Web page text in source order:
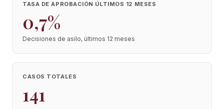
TASA DE APROBACIÓN ÚLTIMOS 12 MESES
0,7%
Decisiones de asilo, últimos 12 meses
CASOS TOTALES
141